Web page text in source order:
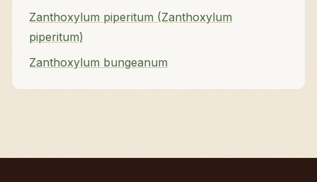
Zanthoxylum piperitum (Zanthoxylum
piperitum)
Zanthoxylum bungeanum